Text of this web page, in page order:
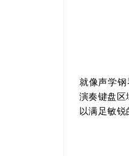
就像声学
演奏键盘区
以满足敏锐